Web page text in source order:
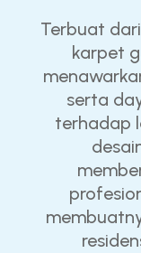
Terbuat
karpet
serta
terhadap